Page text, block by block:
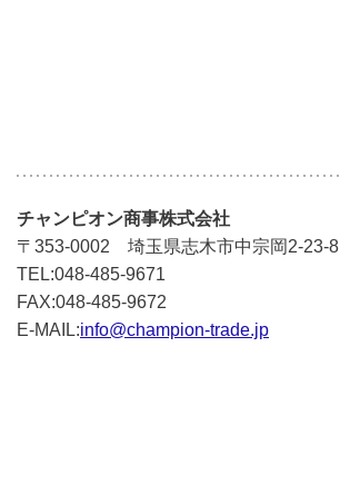
チャンピオン商事株式会社
〒353-0002 埼玉県志木市中宗岡2-23-8
TEL:048-485-9671
FAX:048-485-9672
E-MAIL:info@champion-trade.jp